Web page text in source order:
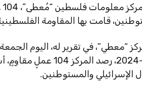
قامت بها المقاومة
الإسرائيلي والمستوطنين.